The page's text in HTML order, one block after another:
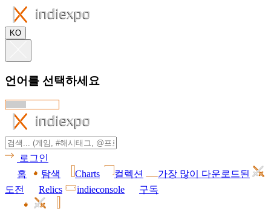
KO
언어를 선택하세요
로그인
홈
탐색 Charts 컬렉션
가장 많이 다운로드된
도전
Relics indieconsole 구독